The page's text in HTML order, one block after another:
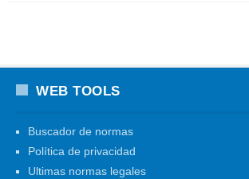
WEB TOOLS
Buscador de normas
Política de privacidad
Ultimas normas legales